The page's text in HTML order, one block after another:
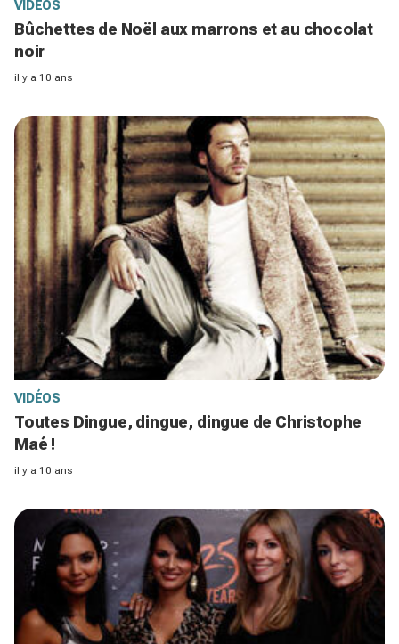
VIDÉOS
Bûchettes de Noël aux marrons et au chocolat
noir
il y a 10 ans
VIDÉOS
Toutes Dingue, dingue, dingue de Christophe
Maé !
il y a 10 ans